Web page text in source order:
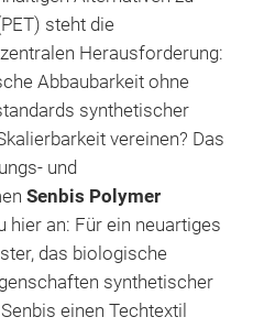
steht die
Herausforderung:
Abbaubarkeit ohne
synthetischer
vereinen? Das
und
Senbis Polymer
hier an: Für ein neuartiges
das biologische
synthetischer
einen Techtextil